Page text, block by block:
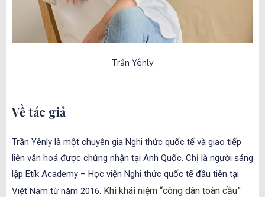
Trần Yênly
Về tác giả
Trần Yênly là một chuyên gia Nghi thức quốc tế và giao tiếp
liên văn hoá được chứng nhận tại Anh Quốc. Chị là người sáng
lập Etík Academy – Học viện Nghi thức quốc tế đầu tiên tại
Việt Nam từ năm 2016. Khi khái niệm “công dân toàn cầu”